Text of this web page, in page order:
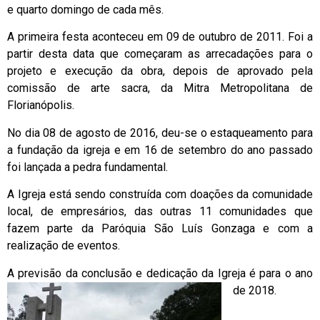
e quarto domingo de cada mês.
A primeira festa aconteceu em 09 de outubro de 2011. Foi a
partir desta data que começaram as arrecadações para o
projeto e execução da obra, depois de aprovado pela
comissão de arte sacra, da Mitra Metropolitana de
Florianópolis.
No dia 08 de agosto de 2016, deu-se o estaqueamento para
a fundação da igreja e em 16 de setembro do ano passado
foi lançada a pedra fundamental.
A Igreja está sendo construída com doações da comunidade
local, de empresários, das outras 11 comunidades que
fazem parte da Paróquia São Luís Gonzaga e com a
realização de eventos.
A previsão da conclusão e dedicação da Igreja é para o ano
de 2018.